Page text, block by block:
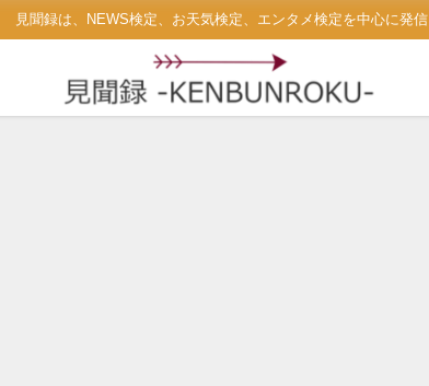
見聞録は、NEWS検定、お天気検定、エンタメ検定を中心に発信